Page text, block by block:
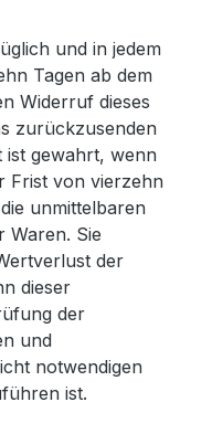
und in jedem
Tagen ab dem
Widerruf dieses
zurückzusenden
ist gewahrt, wenn
Frist von vierzehn
unmittelbaren
Waren. Sie
der
dieser
der
und
notwendigen
ist.